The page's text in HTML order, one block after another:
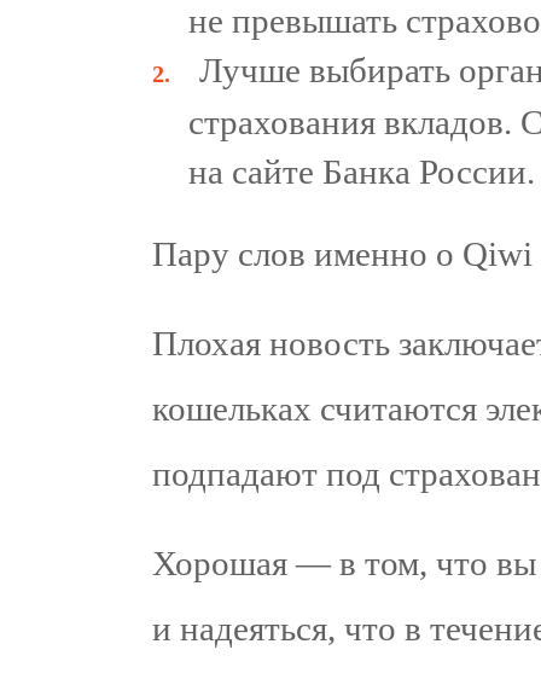
не превышать
Лучше выбирать
страхования
на сайте Банка России.
Пару слов именно о Qiwi
Плохая новость
кошельках считаются
подпадают под
Хорошая — в том, что вы
и надеяться, что в